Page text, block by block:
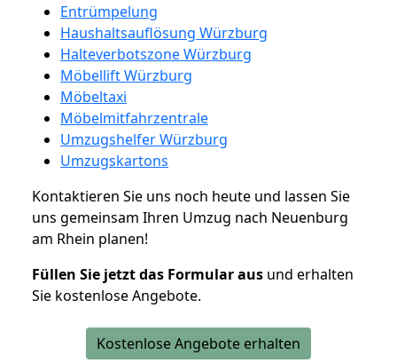
Entrümpelung
Haushaltsauflösung Würzburg
Halteverbotszone Würzburg
Möbellift Würzburg
Möbeltaxi
Möbelmitfahrzentrale
Umzugshelfer Würzburg
Umzugskartons
Kontaktieren Sie uns noch heute und lassen Sie
uns gemeinsam Ihren Umzug nach Neuenburg
am Rhein planen!
Füllen Sie jetzt das Formular aus und erhalten
Sie kostenlose Angebote.
Kostenlose Angebote erhalten